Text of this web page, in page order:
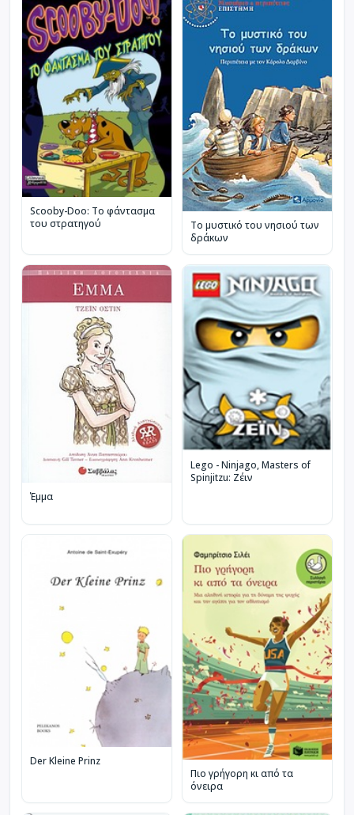
Scooby-Doo: Το φάντασμα
του στρατηγού
Το μυστικό του νησιού των
δράκων
Έμμα
Lego - Ninjago, Masters of
Spinjitzu: Ζέιν
Der Kleine Prinz
Πιο γρήγορη κι από τα
όνειρα